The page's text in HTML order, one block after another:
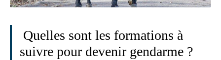
Quelles sont les formations à
suivre pour devenir gendarme ?